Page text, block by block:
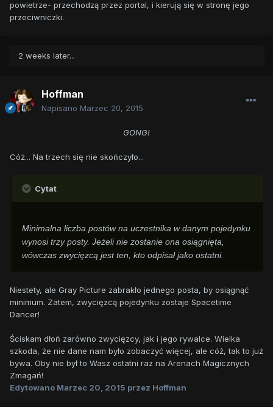
powietrze- przechodzą przez portal, i kierują się w stronę jego
przeciwniczki.
2 weeks later...
Hoffman
Napisano Marzec 20, 2015
GONG!
Cóż... Na trzech się nie skończyło...
Cytat
Minimalna liczba postów na uczestnika w danym pojedynku
wynosi trzy posty. Jeżeli nie zostanie ona osiągnięta,
wówczas zwycięzcą jest ten, kto odpisał jako ostatni.
Niestety, ale Gray Picture zabrakło jednego posta, by osiągnąć
minimum. Zatem, zwycięzcą pojedynku zostaje Spacetime
Dancer!
Ściskam dłoń zarówno zwycięzcy, jak i jego rywalce. Wielka
szkoda, że nie dane nam było zobaczyć więcej, ale cóż, tak to już
bywa. Oby nie był to Wasz ostatni raz na Arenach Magicznych
Zmagań!
Edytowano Marzec 20, 2015 przez Hoffman